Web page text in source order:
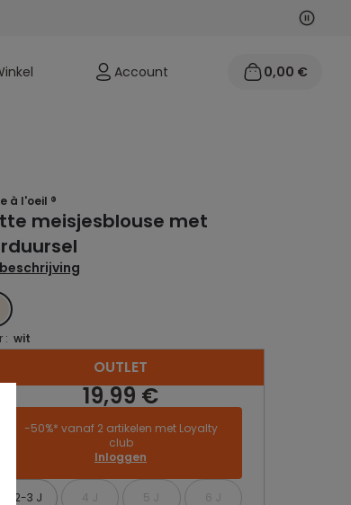
Vorige
Account 0,00 €
à l'oeil ®
meisjesblouse met
: wit
OUTLET
19,99 €
-50%* vanaf 2 artikelen met Loyalty
club
Inloggen
2-3 J 4 J 5 J 6 J